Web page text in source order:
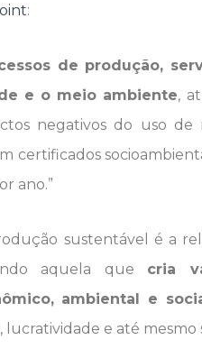
:
de produção,
e o meio ambiente,
negativos do uso de
certificados
ano.”
sustentável é a
aquela que cria
ambiental e
e até mesmo